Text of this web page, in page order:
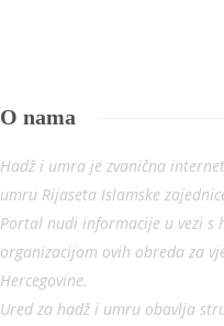
O nama
Hadž i umra je zvanična
umru Rijaseta Islamske
Portal nudi informacije u vezi s
organizacijom ovih obreda za
Hercegovine.
Ured za hadž i umru obavlja